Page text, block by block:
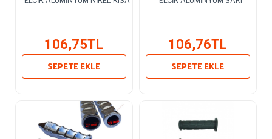
106,75TL
SEPETE EKLE
106,76TL
SEPETE EKLE